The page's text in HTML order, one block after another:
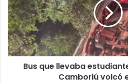
Bus que llevaba
Camboriú volcó